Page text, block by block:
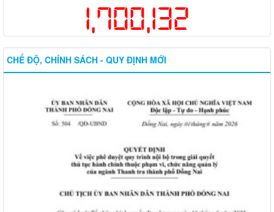
1,700,132
CHẾ ĐỘ, CHÍNH SÁCH - QUY ĐỊNH MỚI